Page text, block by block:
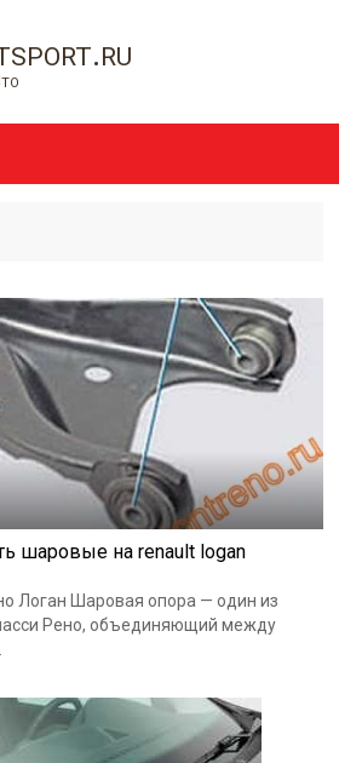
шаровые на renault logan
Логан Шаровая опора — один из
Рено, объединяющий между